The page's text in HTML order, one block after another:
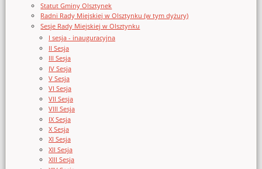
Statut Gminy Olsztynek
Radni Rady Miejskiej w Olsztynku (w tym dyżury)
Sesje Rady Miejskiej w Olsztynku
I sesja - inauguracyjna
II Sesja
III Sesja
IV Sesja
V Sesja
VI Sesja
VII Sesja
VIII Sesja
IX Sesja
X Sesja
XI Sesja
XII Sesja
XIII Sesja